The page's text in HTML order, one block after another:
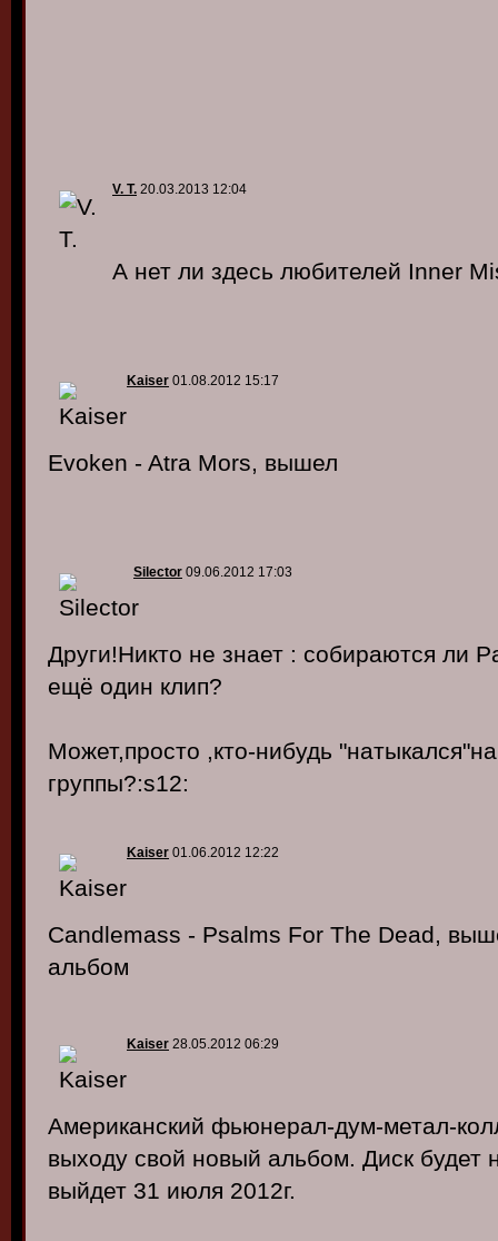
V. T. 20.03.2013 12:04
А нет ли здесь любителей Inner
Kaiser 01.08.2012 15:17
Evoken - Atra Mors, вышел
Silector 09.06.2012 17:03
Други!Никто не знает : собираются ли
ещё один клип?
Может,просто ,кто-нибудь
группы?:s12:
Kaiser 01.06.2012 12:22
Candlemass - Psalms For The Dead,
альбом
Kaiser 28.05.2012 06:29
Американский фьюнерал-дум-метал-
выходу свой новый альбом. Диск будет
выйдет 31 июля 2012г.